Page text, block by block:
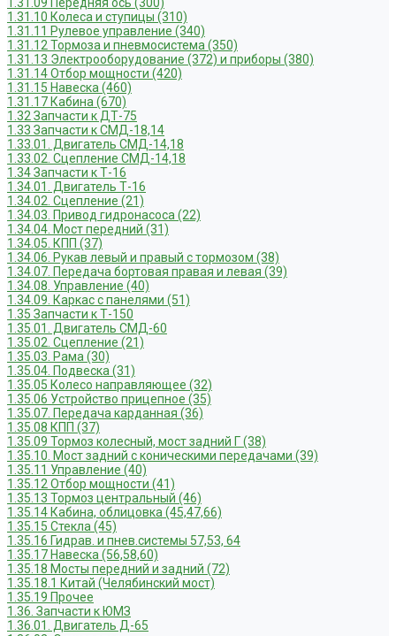
1.31.10 Колеса и ступицы (310)
1.31.11 Рулевое управление (340)
1.31.12 Тормоза и пневмосистема (350)
1.31.13 Электрооборудование (372) и приборы (380)
1.31.14 Отбор мощности (420)
1.31.15 Навеска (460)
1.31.17 Кабина (670)
1.32 Запчасти к ДТ-75
1.33 Запчасти к СМД-18,14
1.33.01. Двигатель СМД-14,18
1.33.02. Сцепление СМД-14,18
1.34 Запчасти к Т-16
1.34.01. Двигатель Т-16
1.34.02. Сцепление (21)
1.34.03. Привод гидронасоса (22)
1.34.04. Мост передний (31)
1.34.05. КПП (37)
1.34.06. Рукав левый и правый с тормозом (38)
1.34.07. Передача бортовая правая и левая (39)
1.34.08. Управление (40)
1.34.09. Каркас с панелями (51)
1.35 Запчасти к Т-150
1.35.01. Двигатель СМД-60
1.35.02. Сцепление (21)
1.35.03. Рама (30)
1.35.04. Подвеска (31)
1.35.05 Колесо направляющее (32)
1.35.06 Устройство прицепное (35)
1.35.07. Передача карданная (36)
1.35.08 КПП (37)
1.35.09 Тормоз колесный, мост задний Г (38)
1.35.10. Мост задний с коническими передачами (39)
1.35.11 Управление (40)
1.35.12 Отбор мощности (41)
1.35.13 Тормоз центральный (46)
1.35.14 Кабина, облицовка (45,47,66)
1.35.15 Стекла (45)
1.35.16 Гидрав. и пнев.системы 57,53, 64
1.35.17 Навеска (56,58,60)
1.35.18 Мосты передний и задний (72)
1.35.18.1 Китай (Челябинский мост)
1.35.19 Прочее
1.36. Запчасти к ЮМЗ
1.36.01. Двигатель Д-65